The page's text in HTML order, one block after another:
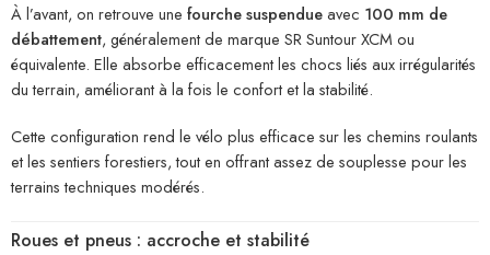
À l’avant, on retrouve une fourche suspendueavec 100 mm de
débattement, généralement de marque SR Suntour XCM ou
équivalente. Elle absorbe efficacement les chocs liés aux irrégularités
du terrain, améliorant à la fois le confort et la stabilité.
Cette configuration rend le vélo plus efficace sur les chemins roulants
et les sentiers forestiers, tout en offrant assez de souplesse pour les
terrains techniques modérés.
Roues et pneus : accroche et stabilité